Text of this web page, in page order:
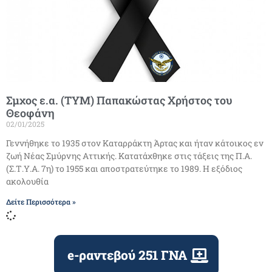
Σμχος ε.α. (ΤΥΜ) Παπακώστας Χρήστος του
Θεοφάνη
02/01/2025
Γεννήθηκε το 1935 στον Καταρράκτη Άρτας και ήταν κάτοικος εν
ζωή Νέας Σμύρνης Αττικής. Κατατάχθηκε στις τάξεις της Π.Α.
(Σ.Τ.Υ.Α. 7η) το 1955 και αποστρατεύτηκε το 1989. H εξόδιος
ακολουθία
Δείτε Περισσότερα »
e-ραντεβού 251 ΓΝΑ